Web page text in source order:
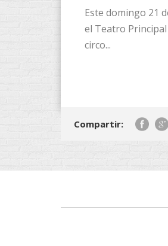
Este domingo 21
el Teatro Principal
circo...
Compartir: